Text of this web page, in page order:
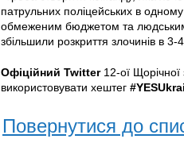
патрульних поліцейських в
обмеженим бюджетом та людським
збільшили розкриття злочинів в
Офіційний Twitter12-ої Щорічної
використовувати хештег
Повернутися до